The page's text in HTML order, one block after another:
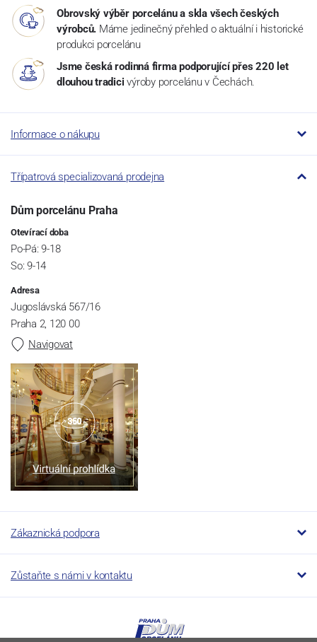
Obrovský výběr porcelánu a skla všech českých
výrobců. Máme jedinečný přehled o aktuální i historické
produkci porcelánu
Jsme česká rodinná firma podporující přes 220 let
dlouhou tradici výroby porcelánu v Čechách.
Informace o nákupu
Třípatrová specializovaná prodejna
Dům porcelánu Praha
Otevírací doba
Po-Pá: 9-18
So: 9-14
Adresa
Jugoslávská 567/16
Praha 2, 120 00
Navigovat
Zákaznická podpora
Zůstaňte s námi v kontaktu